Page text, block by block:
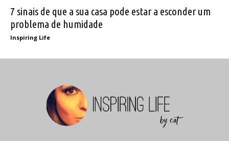
7 sinais de que a sua casa pode estar a esconder um
problema de humidade
Inspiring Life